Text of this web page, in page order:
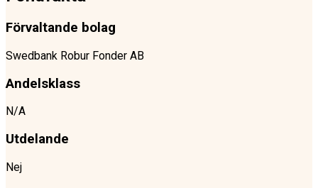
Förvaltande bolag
Swedbank Robur Fonder AB
Andelsklass
N/A
Utdelande
Nej